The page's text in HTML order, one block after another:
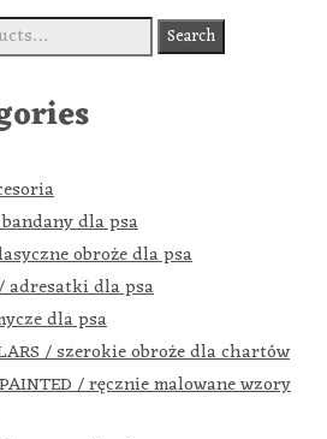
Search
dla psa
obroże dla psa
adresatki dla psa
dla psa
/ szerokie obroże dla chartów
/ ręcznie malowane wzory